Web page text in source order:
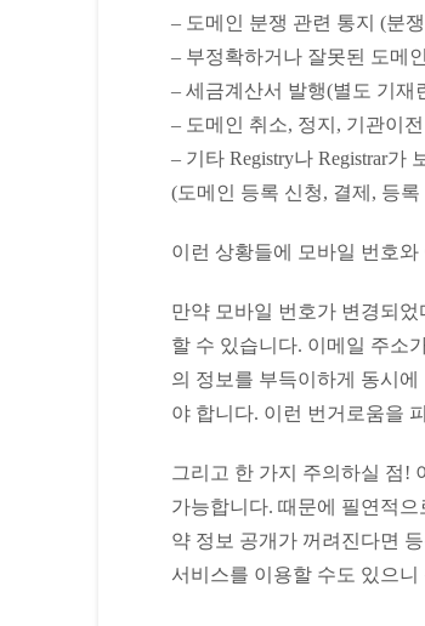
– 도메인 분쟁 관련 통지 (분
– 부정확하거나 잘못된 도메
– 세금계산서 발행(별도 기재
– 도메인 취소, 정지, 기관이
– 기타 Registry나 Registrar가
(도메인 등록 신청, 결제, 등
이런 상황들에 모바일 번호
만약 모바일 번호가 변경되
할 수 있습니다. 이메일 주소
의 정보를 부득이하게 동시
야 합니다. 이런 번거로움을
그리고 한 가지 주의하실 점!
가능합니다. 때문에 필연적
약 정보 공개가 꺼려진다면
서비스를 이용할 수도 있으니